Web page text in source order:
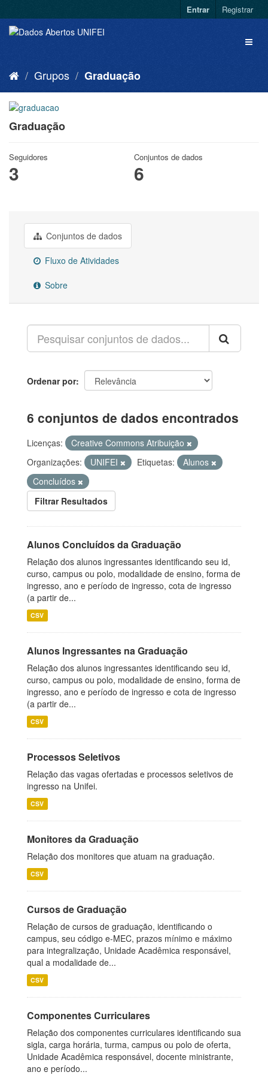
Entrar Registrar
Grupos Graduação
Graduação
Seguidores
3
Conjuntos de dados
6
Conjuntos de dados
Fluxo de Atividades
Sobre
Ordenar por
6 conjuntos de dados encontrados
Licenças:
Creative Commons Atribuição
Organizações:
UNIFEI Etiquetas:
Alunos
Concluídos
Filtrar Resultados
Alunos Concluídos da Graduação
Relação dos alunos ingressantes identificando seu id,
curso, campus ou polo, modalidade de ensino, forma de
ingresso, ano e período de ingresso, cota de ingresso
(a partir de...
CSV
Alunos Ingressantes na Graduação
Relação dos alunos ingressantes identificando seu id,
curso, campus ou polo, modalidade de ensino, forma de
ingresso, ano e período de ingresso e cota de ingresso
(a partir de...
CSV
Processos Seletivos
Relação das vagas ofertadas e processos seletivos de
ingresso na Unifei.
CSV
Monitores da Graduação
Relação dos monitores que atuam na graduação.
CSV
Cursos de Graduação
Relação de cursos de graduação, identificando o
campus, seu código e-MEC, prazos mínimo e máximo
para integralização, Unidade Acadêmica responsável,
qual a modalidade de...
CSV
Componentes Curriculares
Relação dos componentes curriculares identificando sua
sigla, carga horária, turma, campus ou polo de oferta,
Unidade Acadêmica responsável, docente ministrante,
ano e período...